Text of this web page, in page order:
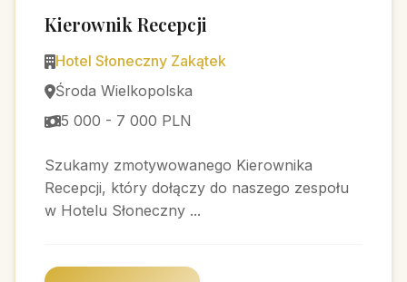
Kierownik Recepcji
Hotel Słoneczny Zakątek
Środa Wielkopolska
5 000 - 7 000 PLN
Szukamy zmotywowanego Kierownika
Recepcji, który dołączy do naszego zespołu
w Hotelu Słoneczny ...